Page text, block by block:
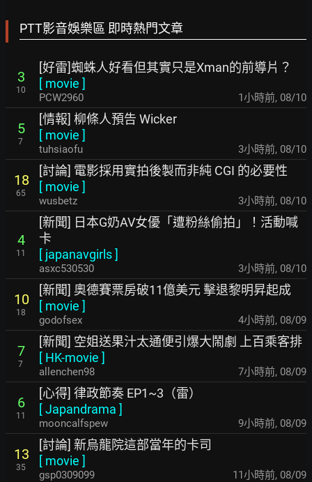
PTT影音娛樂區 即時熱門文章
3
10
[好雷]蜘蛛人好看但其實只是Xman的前導片？
[ movie ]
PCW2960 1小時前, 08/10
5
7
[情報] 柳條人預告 Wicker
[ movie ]
tuhsiaofu 3小時前, 08/10
18
65
[討論] 電影採用實拍後製而非純 CGI 的必要性
[ movie ]
wusbetz 3小時前, 08/10
4
11
[新聞] 日本G奶AV女優「遭粉絲偷拍」！活動喊
卡
[ japanavgirls]
asxc530530 3小時前, 08/10
10
18
[新聞] 奧德賽票房破11億美元 擊退黎明昇起成
[ movie ]
godofsex 4小時前, 08/09
7
7
[新聞] 空姐送果汁太通便引爆大鬧劇 上百乘客排
[ HK-movie ]
allenchen98 7小時前, 08/09
6
11
[心得] 律政節奏 EP1~3（雷）
[Japandrama ]
mooncalfspew 9小時前, 08/09
13
35
[討論] 新烏龍院這部當年的卡司
[ movie ]
gsp0309099 11小時前, 08/09